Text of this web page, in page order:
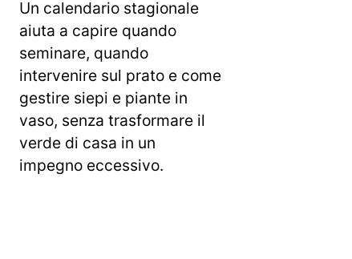
Un calendario stagionale
aiuta a capire quando
seminare, quando
intervenire sul prato e come
gestire siepi e piante in
vaso, senza trasformare il
verde di casa in un
impegno eccessivo.